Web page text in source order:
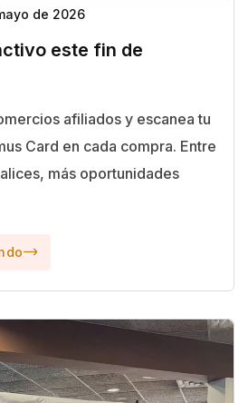
de 2026
este fin de
afiliados y escanea tu
Card en cada compra. Entre
más oportunidades